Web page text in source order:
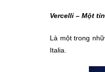
Vercelli – Một
Là một trong
Italia.